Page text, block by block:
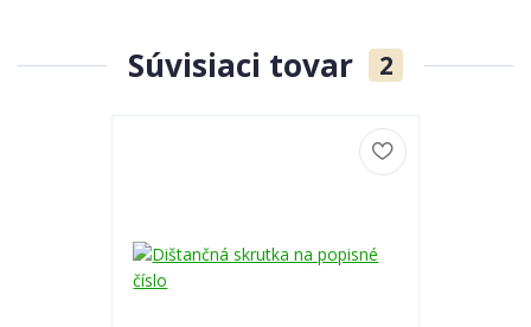
Súvisiaci tovar 2